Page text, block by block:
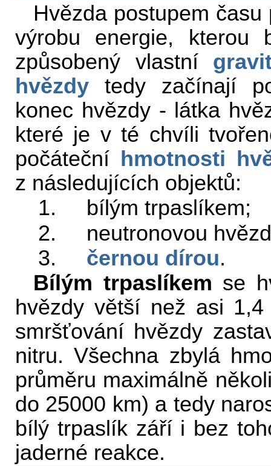
Hvězda postupem
výrobu energie, kterou
způsobený vlastní
hvězdy tedy začínají
konec hvězdy - látka
které je v té chvíli
počáteční hmotnosti
z následujících objektů:
1. bílým trpaslíkem;
2. neutronovou
3. černou dírou.
Bílým trpaslíkem se
hvězdy větší než asi
smršťování hvězdy
nitru. Všechna zbylá
průměru maximálně
do 25000 km) a tedy
bílý trpaslík září i bez
jaderné reakce.